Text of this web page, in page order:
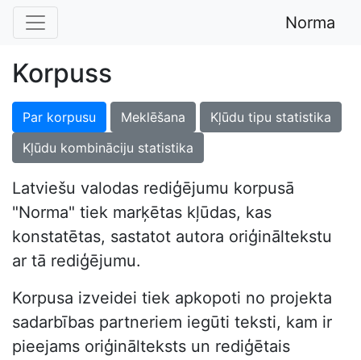
Norma
Korpuss
Par korpusu Meklēšana
Kļūdu tipu statistika
Kļūdu kombināciju statistika
Latviešu valodas rediģējumu korpusā
"Norma" tiek marķētas kļūdas, kas
konstatētas, sastatot autora oriģināltekstu
ar tā rediģējumu.
Korpusa izveidei tiek apkopoti no projekta
sadarbības partneriem iegūti teksti, kam ir
pieejams oriģinālteksts un rediģētais